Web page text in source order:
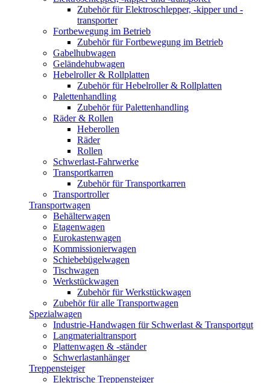
Zubehör für Elektroschlepper, -kipper und -
transporter
Fortbewegung im Betrieb
Zubehör für Fortbewegung im Betrieb
Gabelhubwagen
Geländehubwagen
Hebelroller & Rollplatten
Zubehör für Hebelroller & Rollplatten
Palettenhandling
Zubehör für Palettenhandling
Räder & Rollen
Heberollen
Räder
Rollen
Schwerlast-Fahrwerke
Transportkarren
Zubehör für Transportkarren
Transportroller
Transportwagen
Behälterwagen
Etagenwagen
Eurokastenwagen
Kommissionierwagen
Schiebebügelwagen
Tischwagen
Werkstückwagen
Zubehör für Werkstückwagen
Zubehör für alle Transportwagen
Spezialwagen
Industrie-Handwagen für Schwerlast & Transportgut
Langmaterialtransport
Plattenwagen & -ständer
Schwerlastanhänger
Treppensteiger
Elektrische Treppensteiger